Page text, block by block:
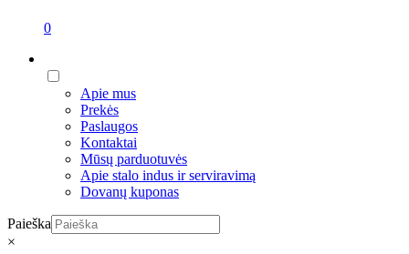
0
Apie mus
Prekės
Paslaugos
Kontaktai
Mūsų parduotuvės
Apie stalo indus ir serviravimą
Dovanų kuponas
Paieška
×